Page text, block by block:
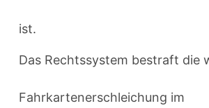
ist.
Das Rechtssystem bestraft die
Fahrkartenerschleichung im